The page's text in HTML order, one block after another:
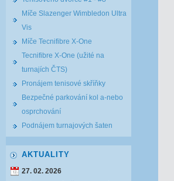
Míče Slazenger Wimbledon Ultra
Vis
Míče Tecnifibre X-One
Tecnifibre X-One (užité na
turnajích ČTS)
Pronájem tenisové skříňky
Bezpečné parkování kol a-nebo
osprchování
Podnájem turnajových šaten
AKTUALITY
27. 02. 2026